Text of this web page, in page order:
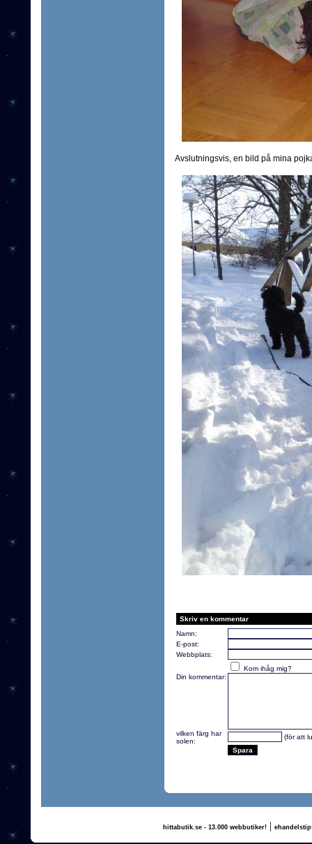
Avslutningsvis, en bild på mina
Skriv en kommentar
Namn:
E-post:
Webbplats:
Kom ihåg mig?
Din kommentar:
vilken färg har
solen:
(för att
hittabutik.se - 13.000 webbutiker!|